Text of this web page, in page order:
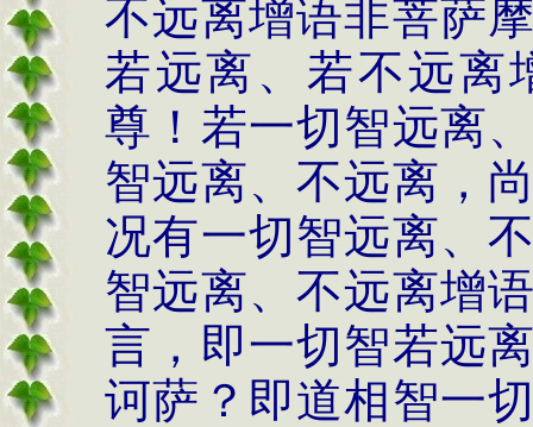
不远离增语非菩萨
若远离、若不远离
尊！若一切智远离
智远离、不远离，
况有一切智远离、
智远离、不远离增
言，即一切智若远
诃萨？即道相智一